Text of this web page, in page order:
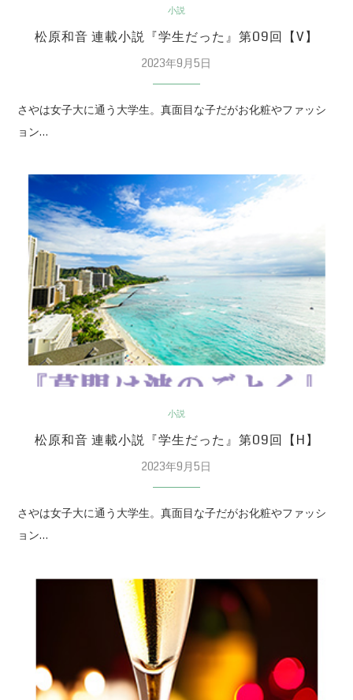
小説
松原和音 連載小説『学生だった』第09回【V】
2023年9月5日
さやは女子大に通う大学生。真面目な子だがお化粧やファッシ
ョン…
小説
松原和音 連載小説『学生だった』第09回【H】
2023年9月5日
さやは女子大に通う大学生。真面目な子だがお化粧やファッシ
ョン…